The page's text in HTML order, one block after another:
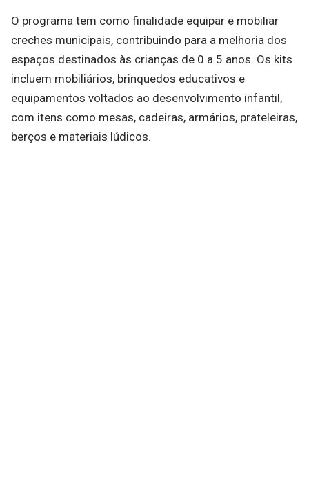
O programa tem como finalidade equipar e mobiliar
creches municipais, contribuindo para a melhoria dos
espaços destinados às crianças de 0 a 5 anos. Os kits
incluem mobiliários, brinquedos educativos e
equipamentos voltados ao desenvolvimento infantil,
com itens como mesas, cadeiras, armários, prateleiras,
berços e materiais lúdicos.